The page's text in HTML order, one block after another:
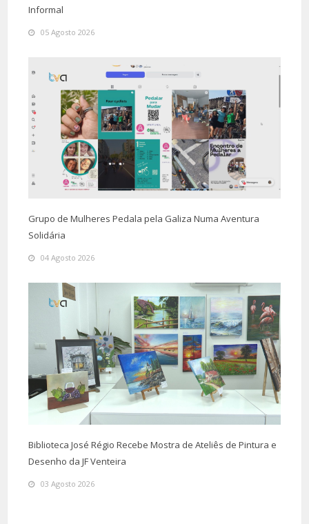
Informal
05 Agosto 2026
Grupo de Mulheres Pedala pela Galiza Numa Aventura
Solidária
04 Agosto 2026
Biblioteca José Régio Recebe Mostra de Ateliês de Pintura e
Desenho da JF Venteira
03 Agosto 2026